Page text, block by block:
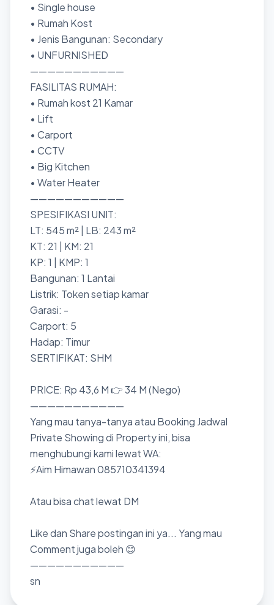
• Single house
• ⁠Rumah Kost
• Jenis Bangunan: Secondary
• UNFURNISHED
———————————
FASILITAS RUMAH:
• Rumah kost 21 Kamar
• Lift
• Carport
• CCTV
• Big Kitchen
• Water Heater
———————————
SPESIFIKASI UNIT:
LT: 545 m² | LB: 243 m²
KT: 21 | KM: 21
KP: 1 | KMP: 1
Bangunan: 1 Lantai
Listrik: Token setiap kamar
Garasi: -
Carport: 5
Hadap: Timur
SERTIFIKAT: SHM
PRICE: Rp 43,6 M 👉 34 M (Nego)
———————————
Yang mau tanya-tanya atau Booking Jadwal
Private Showing di Property ini, bisa
menghubungi kami lewat WA:
⚡Aim Himawan 085710341394
Atau bisa chat lewat DM
Like dan Share postingan ini ya... Yang mau
Comment juga boleh 😊
———————————
sn